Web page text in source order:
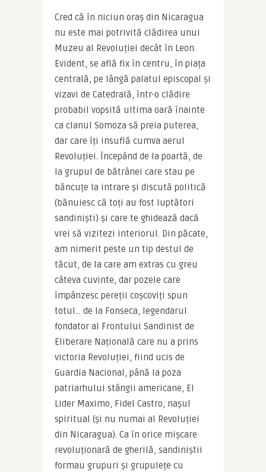
Cred că în niciun oraș din Nicaragua
nu este mai potrivită clădirea unui
Muzeu al Revoluției decât în Leon.
Evident, se află fix în centru, în piața
centrală, pe lângă palatul episcopal și
vizavi de Catedrală, într-o clădire
probabil vopsită ultima oară înainte
ca clanul Somoza să preia puterea,
dar care îți insuflă cumva aerul
Revoluției. Începând de la poartă, de
la grupul de bătrânei care stau pe
băncuțe la intrare și discută politică
(bănuiesc că toți au fost luptători
sandiniști) și care te ghidează dacă
vrei să vizitezi interiorul. Din păcate,
am nimerit peste un tip destul de
tăcut, de la care am extras cu greu
câteva cuvinte, dar pozele care
împânzesc pereții coșcoviți spun
totul… de la Fonseca, legendarul
fondator al Frontului Sandinist de
Eliberare Națională care nu a prins
victoria Revoluției, fiind ucis de
Guardia Nacional, până la poza
patriarhului stângii americane, El
Lider Maximo, Fidel Castro, nașul
spiritual (și nu numai al Revoluției
din Nicaragua). Ca în orice mișcare
revoluționară de gherilă, sandiniștii
formau grupuri și grupulețe cu